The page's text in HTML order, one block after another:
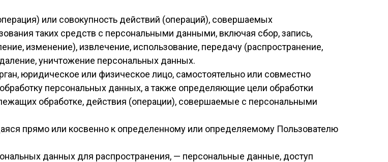
или совокупность действий (операций), совершаемых
таких средств с персональными данными, включая сбор, запись,
изменение), извлечение, использование, передачу (распространение,
уничтожение персональных данных.
юридическое или физическое лицо, самостоятельно или совместно
персональных данных, а также определяющие цели обработки
обработке, действия (операции), совершаемые с персональными
прямо или косвенно к определенному или определяемому Пользователю
данных для распространения, — персональные данные, доступ